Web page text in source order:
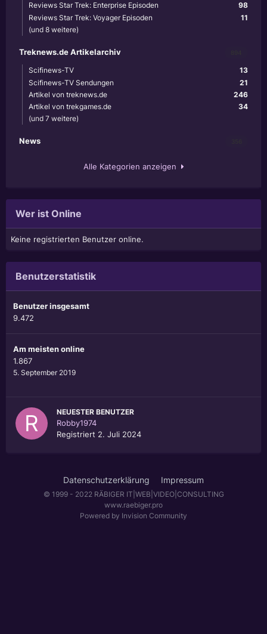
98
Reviews Star Trek: Enterprise Episoden
11
Reviews Star Trek: Voyager Episoden
(und 8 weitere)
Treknews.de Artikelarchiv
13
Scifinews-TV
21
Scifinews-TV Sendungen
246
Artikel von treknews.de
34
Artikel von trekgames.de
(und 7 weitere)
News
Alle Kategorien anzeigen
Wer ist Online
Keine registrierten Benutzer online.
Benutzerstatistik
Benutzer insgesamt
9.472
Am meisten online
1.867
5. September 2019
NEUESTER BENUTZER
Robby1974
Registriert 2. Juli 2024
Datenschutzerklärung Impressum
© 1999 - 2022 RÄBIGER IT|WEB|VIDEO|CONSULTING
www.raebiger.pro
Powered by Invision Community